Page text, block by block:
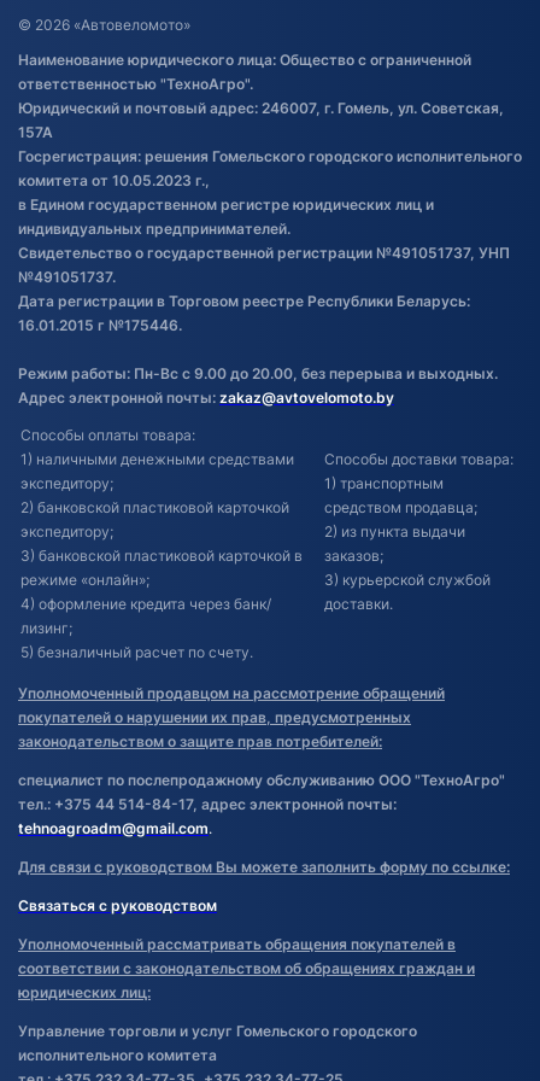
Договор публичной оферты
Обработка файлов cookie
Постановка транспорта на учет
Обновления в ЭПТС 2024
© 2026 «Автовеломото»
Наименование юридического лица: Общество с ограниченной
ответственностью "ТехноАгро".
Юридический и почтовый адрес: 246007, г. Гомель, ул. Советская,
157А
Госрегистрация: решения Гомельского городского исполнительного
комитета от 10.05.2023 г.,
в Едином государственном регистре юридических лиц и
индивидуальных предпринимателей.
Свидетельство о государственной регистрации №491051737, УНП
№491051737.
Дата регистрации в Торговом реестре Республики Беларусь:
16.01.2015 г №175446.
Режим работы: Пн-Вс с 9.00 до 20.00, без перерыва и выходных.
Адрес электронной почты: zakaz@avtovelomoto.by
Способы оплаты товара:
1) наличными денежными средствами
экспедитору;
2) банковской пластиковой карточкой
экспедитору;
3) банковской пластиковой карточкой в
режиме «онлайн»;
4) оформление кредита через банк/
лизинг;
5) безналичный расчет по счету.
Способы доставки товара:
1) транспортным
средством продавца;
2) из пункта выдачи
заказов;
3) курьерской службой
доставки.
Уполномоченный продавцом на рассмотрение обращений
покупателей о нарушении их прав, предусмотренных
законодательством о защите прав потребителей:
специалист по послепродажному обслуживанию ООО "ТехноАгро"
тел.: +375 44 514-84-17, адрес электронной почты:
tehnoagroadm@gmail.com.
Для связи с руководством Вы можете заполнить форму по ссылке:
Связаться с руководством
Уполномоченный рассматривать обращения покупателей в
соответствии с законодательством об обращениях граждан и
юридических лиц:
Управление торговли и услуг Гомельского городского
исполнительного комитета